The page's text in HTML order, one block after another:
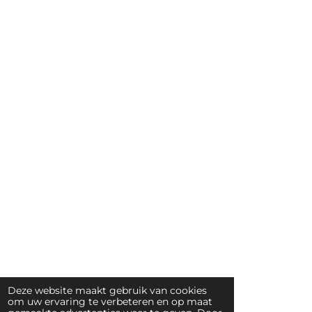
Deze website maakt gebruik van cookies
om uw ervaring te verbeteren en op maat